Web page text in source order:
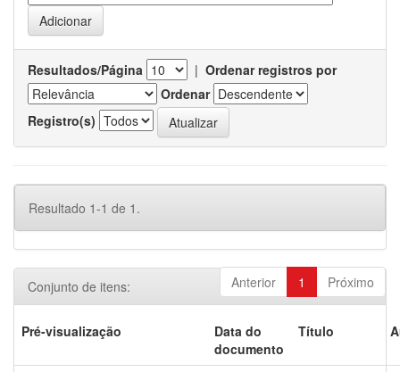
Resultados/Página | Ordenar registros por
Ordenar
Registro(s)
Resultado 1-1 de 1.
Anterior 1 Próximo
Conjunto de itens:
Pré-visualização
Data do
documento
Título